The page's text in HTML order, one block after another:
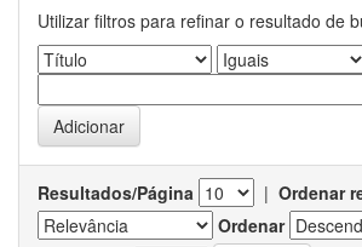
Utilizar filtros para refinar o resultado de
Resultados/Página | Ordenar
Ordenar